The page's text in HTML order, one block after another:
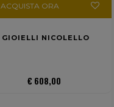
ACQUISTA ORA
GIOIELLI NICOLELLO
€ 608,00